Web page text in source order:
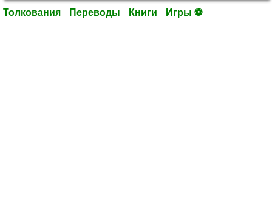
Толкования Переводы Книги Игры ⚽